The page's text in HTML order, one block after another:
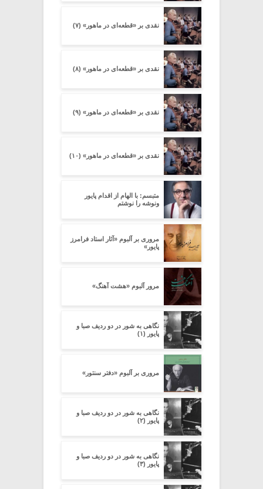
نقدی بر «قطعه‌ای در ماهور» (۷)
نقدی بر «قطعه‌ای در ماهور» (۸)
نقدی بر «قطعه‌ای در ماهور» (۹)
نقدی بر «قطعه‌ای در ماهور» (۱۰)
متبسم: با الهام از اقدام پایور
ونوشه را نوشتم
مروری بر آلبوم «آثار استاد فرامرز
پایور»
مرور آلبوم «هشت آهنگ»
نگاهی به شور در دو ردیف صبا و
پایور (۱)
مروری بر آلبوم «دفتر سنتور»
نگاهی به شور در دو ردیف صبا و
پایور (۲)
نگاهی به شور در دو ردیف صبا و
پایور (۳)